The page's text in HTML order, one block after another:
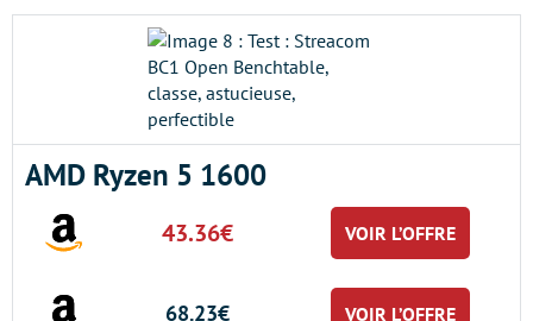
AMD Ryzen 5 1600
43.36€ VOIR L’OFFRE
68.23€ VOIR L’OFFRE